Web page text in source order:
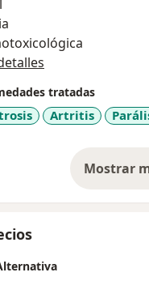
tratadas
Artritis
Mostrar